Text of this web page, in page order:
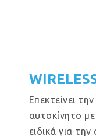
Επεκτείνει
αυτοκίνητο
ειδικά για